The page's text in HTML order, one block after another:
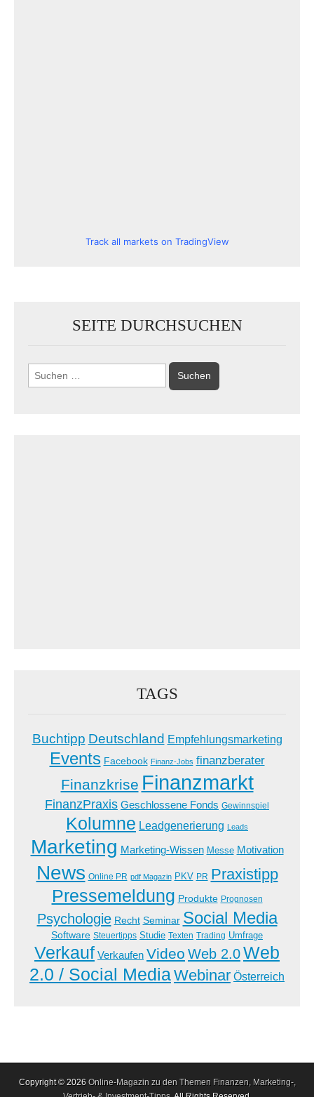
Track all markets on TradingView
SEITE DURCHSUCHEN
Suchen
nach:
TAGS
Buchtipp Deutschland Empfehlungsmarketing
Events Facebook Finanz-Jobs finanzberater
Finanzkrise Finanzmarkt
FinanzPraxis Geschlossene Fonds Gewinnspiel
Kolumne Leadgenerierung Leads
Marketing Marketing-Wissen Messe Motivation
News Online PR pdf Magazin PKV PR Praxistipp
Pressemeldung Produkte Prognosen
Psychologie Recht Seminar Social Media
Software Steuertipps Studie Texten Trading Umfrage
Verkauf Verkaufen Video Web 2.0Web
2.0 / Social MediaWebinar Österreich
Copyright © 2026 Online-Magazin zu den Themen Finanzen, Marketing-,